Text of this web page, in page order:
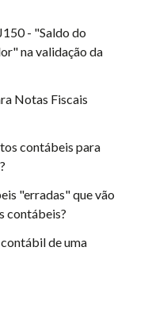
- "Saldo do
na validação da
Notas Fiscais
contábeis para
"erradas" que vão
contábeis?
de uma